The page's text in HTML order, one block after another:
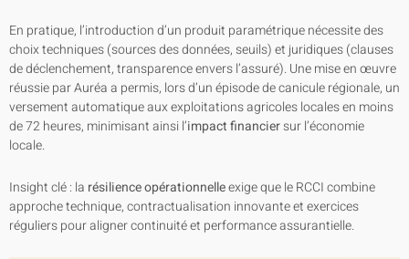
En pratique, l’introduction d’un produit paramétrique nécessite des
choix techniques (sources des données, seuils) et juridiques (clauses
de déclenchement, transparence envers l’assuré). Une mise en œuvre
réussie par Auréa a permis, lors d’un épisode de canicule régionale, un
versement automatique aux exploitations agricoles locales en moins
de 72 heures, minimisant ainsi l’impact financiersur l’économie
locale.
Insight clé : la résilience opérationnelleexige que le RCCI combine
approche technique, contractualisation innovante et exercices
réguliers pour aligner continuité et performance assurantielle.